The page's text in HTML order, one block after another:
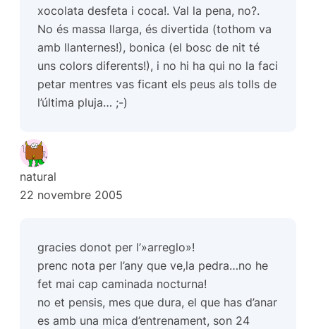
xocolata desfeta i coca!. Val la pena, no?.
No és massa llarga, és divertida (tothom va
amb llanternes!), bonica (el bosc de nit té
uns colors diferents!), i no hi ha qui no la faci
petar mentres vas ficant els peus als tolls de
l’última pluja… ;-)
natural
22 novembre 2005
gracies donot per l’»arreglo»!
prenc nota per l’any que ve,la pedra…no he
fet mai cap caminada nocturna!
no et pensis, mes que dura, el que has d’anar
es amb una mica d’entrenament, son 24